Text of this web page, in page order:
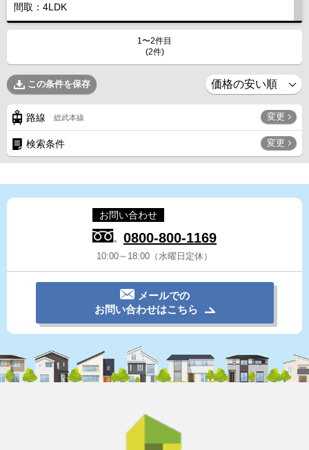
間取：4LDK
1〜2件目
(2件)
この条件を保存
路線 総武本線 変更
検索条件 変更
お問い合わせ
0800-800-1169
10:00～18:00（水曜日定休）
メールでの
お問い合わせはこちら